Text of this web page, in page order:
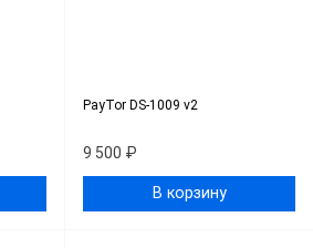
PayTor DS-1009 v2
9 500 ₽
В корзину